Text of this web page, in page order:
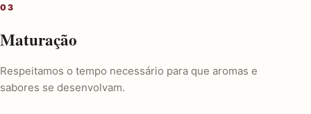
Maturação
Respeitamos o tempo necessário para que aromas e
sabores se desenvolvam.